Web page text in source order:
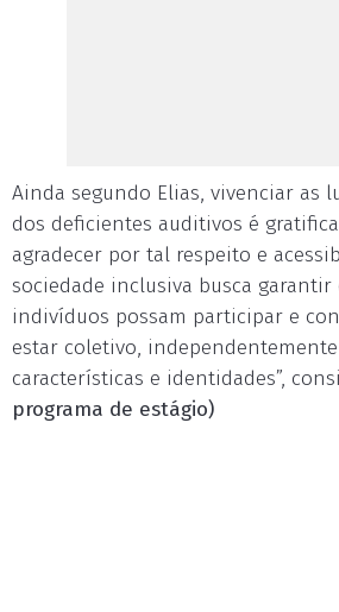
Ainda segundo Elias, vivenciar as
dos deficientes auditivos é
agradecer por tal respeito e
sociedade inclusiva busca garantir
indivíduos possam participar e
estar coletivo,
características e identidades”,
programa de estágio)